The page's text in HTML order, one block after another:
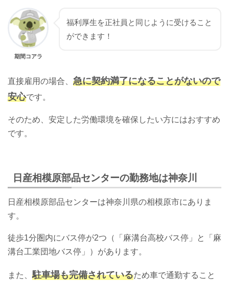
期間コアラ
福利厚生を正社員と同じように受けること
ができます！
直接雇用の場合、 急に契約満了になることがないので
安心です。
そのため、安定した労働環境を確保したい方にはおすすめ
です。
日産相模原部品センターの勤務地は神奈川
日産相模原部品センターは神奈川県の相模原市にありま
す。
徒歩1分圏内にバス停が2つ（「 麻溝台高校バス停 」と「 麻
溝台工業団地バス停 」）があります。
また、駐車場も完備されているため車で通勤すること